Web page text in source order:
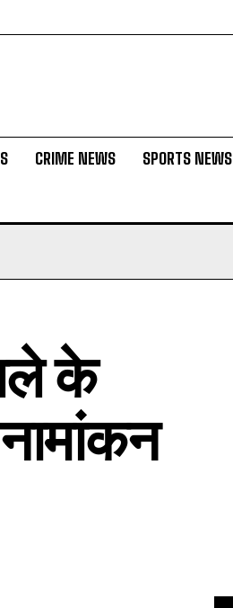
CRIME NEWS SPORTS NEWS
के